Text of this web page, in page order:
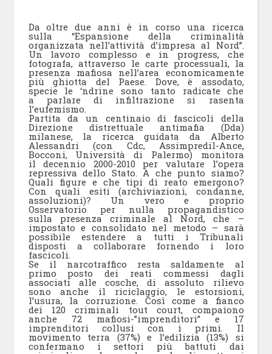
Da oltre due anni è in corso una ricerca
sulla “Espansione della criminalità
organizzata nell’attività d’impresa al Nord”.
Un lavoro complesso e in progress, che
fotografa, attraverso le carte processuali, la
presenza mafiosa nell’area economicamente
più ghiotta del Paese. Dove, è assodato,
specie le ‘ndrine sono tanto radicate che
a parlare di infiltrazione si rasenta
l’eufemismo.
Partita da un centinaio di fascicoli della
Direzione distrettuale antimafia (Dda)
milanese, la ricerca guidata da Alberto
Alessandri (con Cdc, Assimpredil-Ance,
Bocconi, Università di Palermo) monitora
il decennio 2000-2010 per valutare l’opera
repressiva dello Stato. A che punto siamo?
Quali figure e che tipi di reato emergono?
Con quali esiti (archiviazioni, condanne,
assoluzioni)? Un vero e proprio
Osservatorio per nulla propagandistico
sulla presenza criminale al Nord, che –
impostato e consolidato nel metodo – sarà
possibile estendere a tutti i Tribunali
disposti a collaborare fornendo i loro
fascicoli.
Se il narcotraffico resta saldamente al
primo posto dei reati commessi dagli
associati alle cosche, di assoluto rilievo
sono anche il riciclaggio, le estorsioni,
l’usura, la corruzione. Così come a fianco
dei 120 criminali tout court, compaiono
anche 72 mafiosi-”imprenditori” e 17
imprenditori collusi con i primi. Il
movimento terra (37%) e l’edilizia (13%) si
confermano i settori più battuti dai